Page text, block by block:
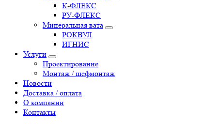
К-ФЛЕКС
РУ-ФЛЕКС
Минеральная вата
РОКВУЛ
ИГНИС
Услуги
Проектирование
Монтаж / шефмонтаж
Новости
Доставка / оплата
О компании
Контакты